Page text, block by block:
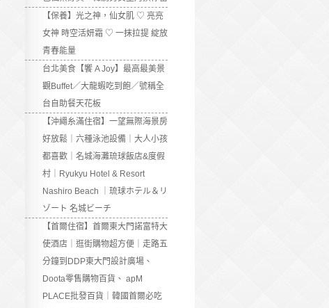
【保養】光之神，仙女肌 ♡ 亮亮
女神 時空活妍霜 ♡ 一抹拉提 綻放
青春能量
台北美食【饗 A Joy】最高最美景
觀Buffet／大龍蝦吃到飽／號稱全
台自助餐天花板
【沖繩糸滿住宿】一望無際海景房
好放鬆｜六種泳池設備｜大人小孩
都喜歡｜名城海灘琉球飯店&度假
村｜Ryukyu Hotel & Resort
Nashiro Beach ｜琉球ホテル＆リ
ゾート 名城ビーチ
【首爾住宿】首爾東大門諾富特大
使酒店｜逛街購物超方便｜走路五
分鐘到DDP東大門設計廣場、
Doota零售購物百貨、 apM
PLACE批發百貨｜韓國首爾必吃